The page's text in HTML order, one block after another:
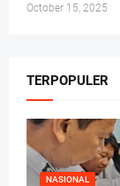
October 15, 2025
TERPOPULER
NASIONAL